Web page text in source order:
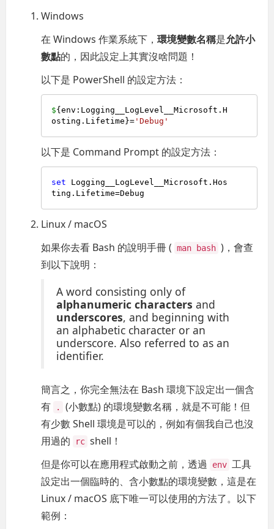
Windows
在 Windows 作業系統下，環境變數名稱是允許小
數點的，因此設定上其實沒啥問題！
以下是 PowerShell 的設定方法：
${env:Logging__LogLevel__Microsoft.H
osting.Lifetime}= 'Debug'
以下是 Command Prompt 的設定方法：
set Logging__LogLevel__Microsoft.Hos
Linux / macOS
如果你去看 Bash 的說明手冊 ( man bash )，會查
到以下說明：
A word consisting only of
alphanumeric characters and
underscores, and beginning with
an alphabetic character or an
underscore. Also referred to as an
identifier.
簡言之，你完全無法在 Bash 環境下設定出一個含
有
.
(小數點) 的環境變數名稱，就是不可能！但
有少數 Shell 環境是可以的，例如有個我自己也沒
用過的
rc shell！
但是你可以在應用程式啟動之前，透過
env 工具
設定出一個臨時的、含小數點的環境變數，這是在
Linux / macOS 底下唯一可以使用的方法了。以下
範例：